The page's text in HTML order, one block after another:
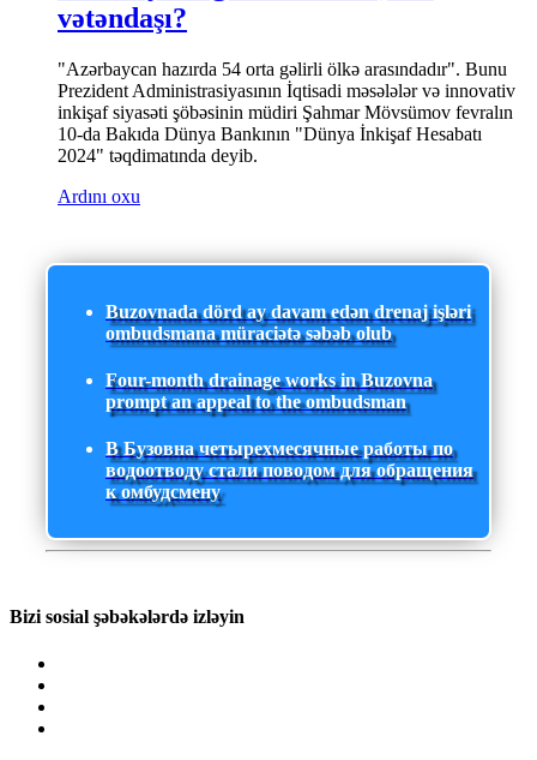
vətəndaşı?
"Azərbaycan hazırda 54 orta gəlirli ölkə arasındadır". Bunu
Prezident Administrasiyasının İqtisadi məsələlər və innovativ
inkişaf siyasəti şöbəsinin müdiri Şahmar Mövsümov fevralın
10-da Bakıda Dünya Bankının "Dünya İnkişaf Hesabatı
2024" təqdimatında deyib.
Ardını oxu
Buzovnada dörd ay davam edən drenaj işləri
ombudsmana müraciətə səbəb olub
Four-month drainage works in Buzovna
prompt an appeal to the ombudsman
В Бузовна четырехмесячные работы по
водоотводу стали поводом для обращения
к омбудсмену
Bizi sosial şəbəkələrdə izləyin